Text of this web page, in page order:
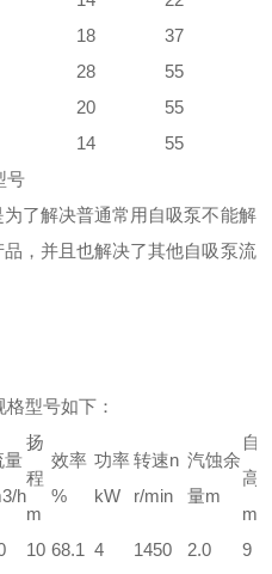
18
37
28
55
20
55
14
55
号
了解决普通常用自吸泵不能解
，并且也解决了其他自吸泵流
型号如下：
量
h
扬
程
m
效率
%
功率
kW
转速n
r/min
汽蚀余
量m
自
高
m
10 68.1 4 1450 2.0
9